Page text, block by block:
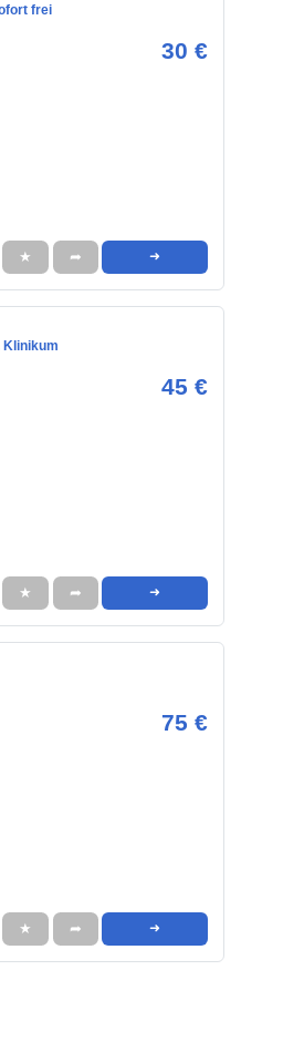
frei
30 €
★ ➦ ➜
Klinikum
45 €
★ ➦ ➜
75 €
★ ➦ ➜